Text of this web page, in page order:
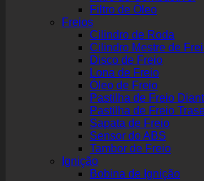
Filtro de Óleo
Freios
Cilindro de Roda
Cilindro Mestre de
Disco de Freio
Lona de Freio
Óleo de Freio
Pastilha de Freio
Pastilha de Freio
Sapata de Freio
Sensor do ABS
Tambor de Freio
Ignição
Bobina de Ignição